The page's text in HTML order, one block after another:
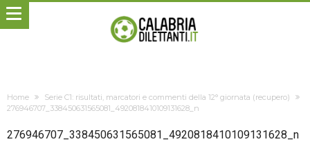
Home
Serie C1: risultati, marcatori e commenti della 12° giornata (recupero)
276946707_338450631565081_4920818410109131628_n
276946707_338450631565081_4920818410109131628_n